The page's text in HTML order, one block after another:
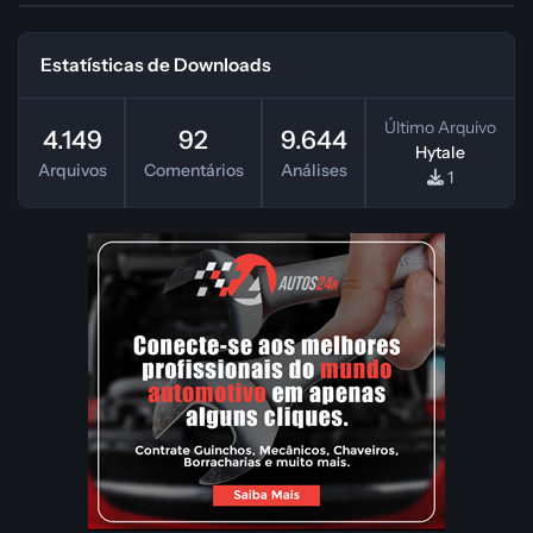
Estatísticas de Downloads
4.149
Arquivos
92
Comentários
9.644
Análises
Último Arquivo
Hytale
1